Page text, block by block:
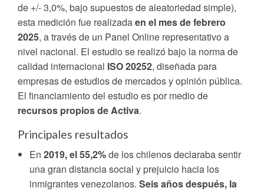
de +/- 3,0%, bajo supuestos de aleatoriedad simple),
esta medición fue realizadaen el mes de febrero
2025, a través de un Panel Online representativo a
nivel nacional. El estudio se realizó bajo la norma de
calidad internacional ISO 20252, diseñada para
empresas de estudios de mercados y opinión pública.
El financiamiento del estudio es por medio de
recursos propios de Activa.
Principales resultados
En 2019, el 55,2%de los chilenos declaraba sentir
una gran distancia social y prejuicio hacia los
inmigrantes venezolanos. Seis años después, la